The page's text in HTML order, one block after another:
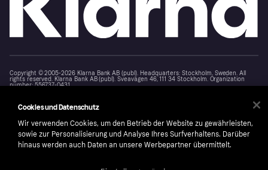
Copyright © 2005-2026 Klarna Bank AB (publ). Headquarters: Stockholm, Sweden. All
rights reserved. Klarna Bank AB (publ). Sveavägen 46, 111 34 Stockholm. Organization
number: 556737-0431
Cookies
Cookies und Datenschutz
Wir verwenden Cookies, um den Betrieb der Website zu gewährleisten,
sowie zur Personalisierung und Analyse Ihres Surfverhaltens. Darüber
hinaus werden auch Daten an unsere Werbepartner übermittelt.